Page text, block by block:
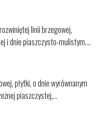
linii brzegowej,
i dnie piaszczysto-mulistym....
płytki, o dnie wyrównanym
piaszczystej,...